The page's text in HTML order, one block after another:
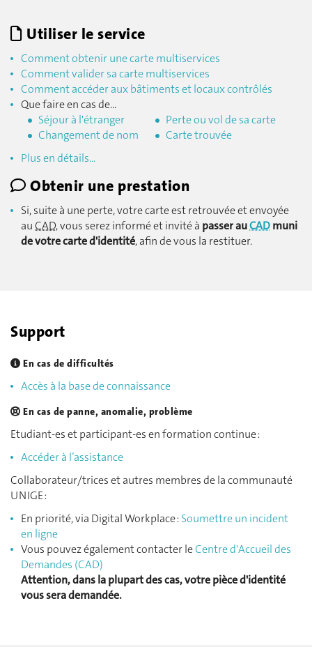
Utiliser le service
Comment obtenir une carte multiservices
Comment valider sa carte multiservices
Comment accéder aux bâtiments et locaux contrôlés
Que faire en cas de...
Séjour à l'étranger
Changement de nom
Perte ou vol de sa carte
Carte trouvée
Plus en détails...
Obtenir une prestation
Si, suite à une perte, votre carte est retrouvée et envoyée
auCAD, vous serez informé et invité à passer auCADmuni
de votre carte d'identité, afin de vous la restituer.
Support
En cas de difficultés
Accès à la base de connaissance
En cas de panne, anomalie, problème
Etudiant-es et participant-es en formation continue :
Accéder à l’assistance
Collaborateur/trices et autres membres de la communauté
UNIGE :
En priorité, via Digital Workplace :Soumettre un incident
en ligne
Vous pouvez également contacter leCentre d'Accueil des
Demandes (CAD)
Attention, dans la plupart des cas, votre pièce d'identité
vous sera demandée.